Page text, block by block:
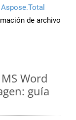
Aspose.Total
de archivo
Word
guía